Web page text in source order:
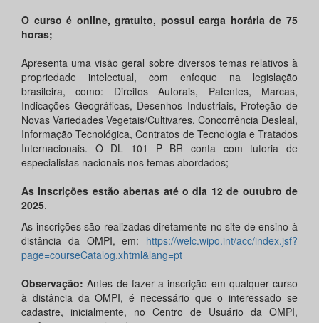
O curso é online, gratuito, possui carga horária de 75
horas;
Apresenta uma visão geral sobre diversos temas relativos à
propriedade intelectual, com enfoque na legislação
brasileira, como: Direitos Autorais, Patentes, Marcas,
Indicações Geográficas, Desenhos Industriais, Proteção de
Novas Variedades Vegetais/Cultivares, Concorrência Desleal,
Informação Tecnológica, Contratos de Tecnologia e Tratados
Internacionais. O DL 101 P BR conta com tutoria de
especialistas nacionais nos temas abordados;
As Inscrições estão abertas até o dia 12 de outubro de
2025.
As inscrições são realizadas diretamente no site de ensino à
distância da OMPI, em: https://welc.wipo.int/acc/index.jsf?
page=courseCatalog.xhtml&lang=pt
Observação: Antes de fazer a inscrição em qualquer curso
à distância da OMPI, é necessário que o interessado se
cadastre, inicialmente, no Centro de Usuário da OMPI,